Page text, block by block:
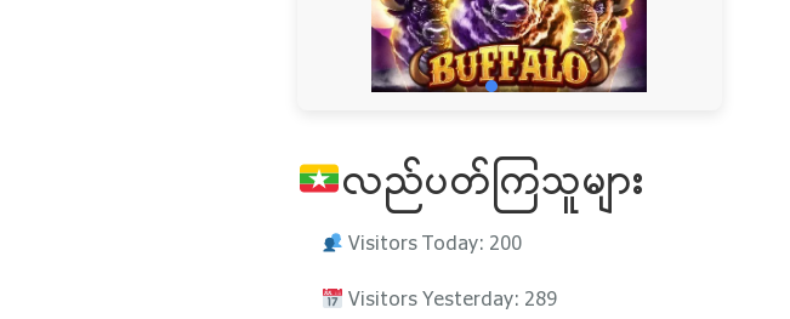
လည်ပတ်ကြသူများ
Visitors Today: 200
Visitors Yesterday: 289